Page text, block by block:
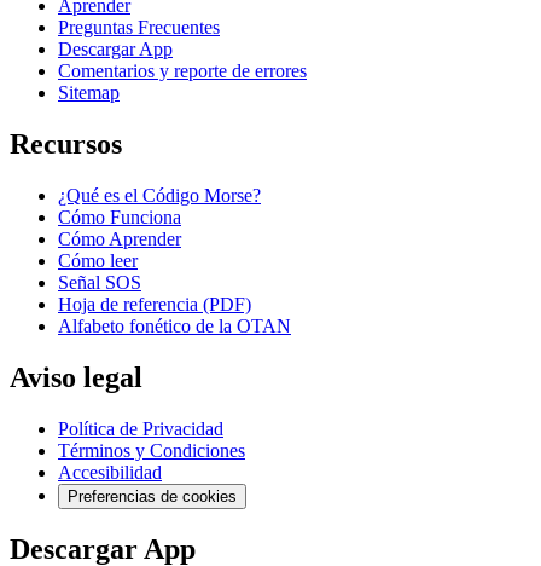
Aprender
Preguntas Frecuentes
Descargar App
Comentarios y reporte de errores
Sitemap
Recursos
¿Qué es el Código Morse?
Cómo Funciona
Cómo Aprender
Cómo leer
Señal SOS
Hoja de referencia (PDF)
Alfabeto fonético de la OTAN
Aviso legal
Política de Privacidad
Términos y Condiciones
Accesibilidad
Preferencias de cookies
Descargar App